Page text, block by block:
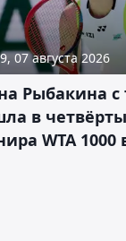
07 августа 2026
Рыбакина с
в
WTA 1000